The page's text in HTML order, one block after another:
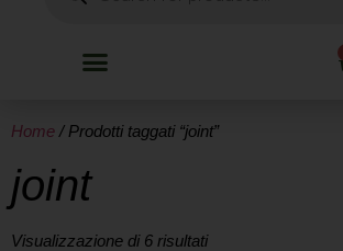
Home / Prodotti taggati “joint”
joint
Visualizzazione di 6 risultati